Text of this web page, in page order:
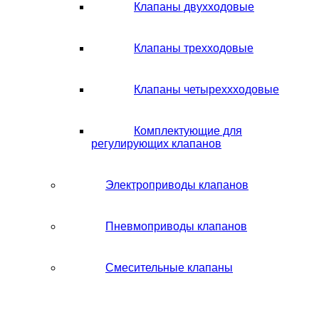
Клапаны двухходовые
Клапаны трехходовые
Клапаны четыреххходовые
Комплектующие для
регулирующих клапанов
Электроприводы клапанов
Пневмоприводы клапанов
Смесительные клапаны